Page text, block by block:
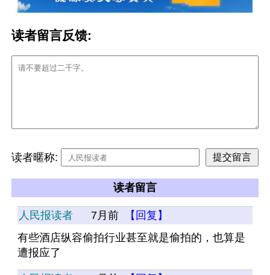
读者留言反馈:
读者暱称:
读者留言
人民报读者 7月前
【回复】
有些酒店纵容偷拍行业甚至就是偷拍的，也算是
遭报应了